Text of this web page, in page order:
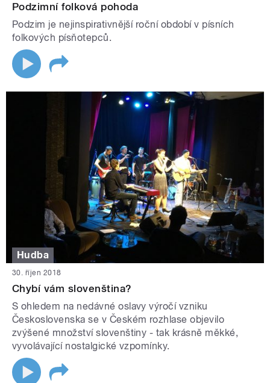
Podzimní folková pohoda
Podzim je nejinspirativnější roční období v písních
folkových písňotepců.
Hudba
30. říjen 2018
Chybí vám slovenština?
S ohledem na nedávné oslavy výročí vzniku
Československa se v Českém rozhlase objevilo
zvýšené množství slovenštiny - tak krásně měkké,
vyvolávající nostalgické vzpomínky.